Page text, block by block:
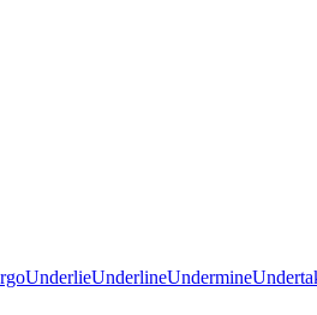
UnderlieUnderlineUndermine